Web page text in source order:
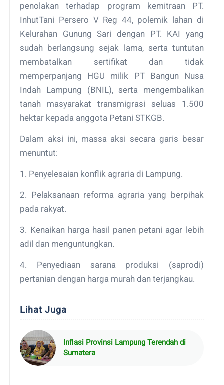
penolakan terhadap program kemitraan PT.
InhutTani Persero V Reg 44, polemik lahan di
Kelurahan Gunung Sari dengan PT. KAI yang
sudah berlangsung sejak lama, serta tuntutan
membatalkan sertifikat dan tidak
memperpanjang HGU milik PT Bangun Nusa
Indah Lampung (BNIL), serta mengembalikan
tanah masyarakat transmigrasi seluas 1.500
hektar kepada anggota Petani STKGB.
Dalam aksi ini, massa aksi secara garis besar
menuntut:
1. Penyelesaian konflik agraria di Lampung.
2. Pelaksanaan reforma agraria yang berpihak
pada rakyat.
3. Kenaikan harga hasil panen petani agar lebih
adil dan menguntungkan.
4. Penyediaan sarana produksi (saprodi)
pertanian dengan harga murah dan terjangkau.
Lihat Juga
Inflasi Provinsi Lampung Terendah di
Sumatera